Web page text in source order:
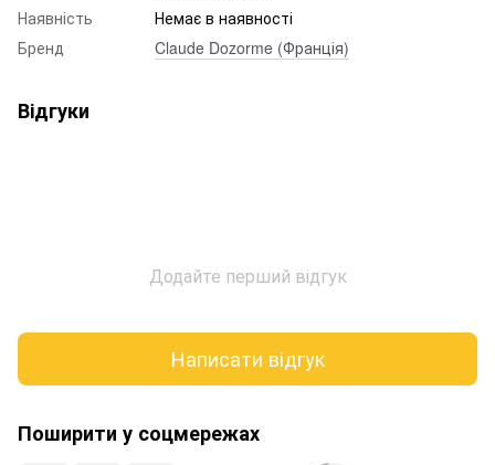
Наявність
Немає в наявності
Бренд
Claude Dozorme (Франція)
Відгуки
Додайте перший відгук
Написати відгук
Поширити у соцмережах